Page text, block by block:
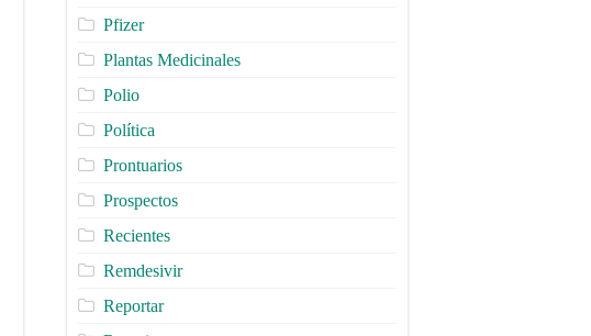
Pfizer
Plantas Medicinales
Polio
Política
Prontuarios
Prospectos
Recientes
Remdesivir
Reportar